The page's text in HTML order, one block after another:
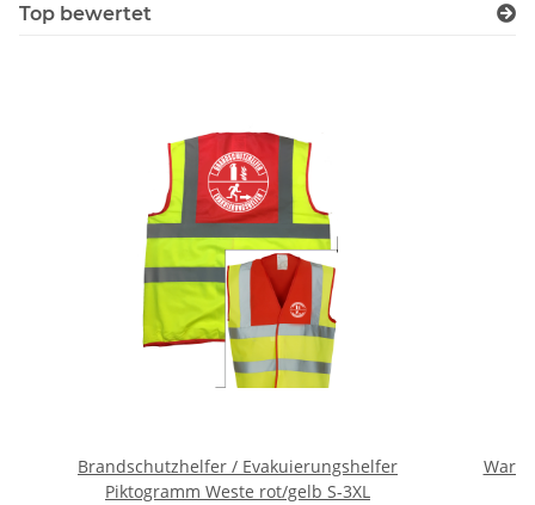
Top bewertet
Brandschutzhelfer / Evakuierungshelfer
Piktogramm Weste rot/gelb S-3XL